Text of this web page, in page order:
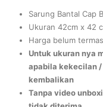
Sarung Bantal Cap
Ukuran 42cm x 42
Harga belum
Untuk ukuran nya
apabila kekecilan
kembalikan
Tanpa video